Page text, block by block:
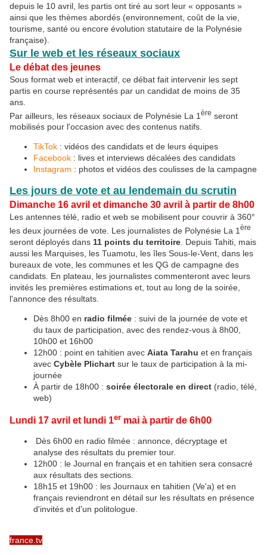
depuis le 10 avril, les partis ont tiré au sort leur « opposants »
ainsi que les thèmes abordés (environnement, coût de la vie,
tourisme, santé ou encore évolution statutaire de la Polynésie
française).
Sur le web et les réseaux sociaux
Le débat des jeunes
Sous format web et interactif, ce débat fait intervenir les sept
partis en course représentés par un candidat de moins de 35
ans.
Par ailleurs, les réseaux sociaux de Polynésie La 1 ère seront
mobilisés pour l'occasion avec des contenus natifs.
TikTok : vidéos des candidats et de leurs équipes
Facebook : lives et interviews décalées des candidats
Instagram : photos et vidéos des coulisses de la campagne
Les jours de vote et au lendemain du scrutin
Dimanche 16 avril et dimanche 30 avril à partir de 8h00
Les antennes télé, radio et web se mobilisent pour couvrir à 360°
les deux journées de vote. Les journalistes de Polynésie La 1 ère
seront déployés dans 11 points du territoire . Depuis Tahiti, mais
aussi les Marquises, les Tuamotu, les îles Sous-le-Vent, dans les
bureaux de vote, les communes et les QG de campagne des
candidats. En plateau, les journalistes commenteront avec leurs
invités les premières estimations et, tout au long de la soirée,
l'annonce des résultats.
Dès 8h00 en radio filmée : suivi de la journée de vote et
du taux de participation, avec des rendez-vous à 8h00,
10h00 et 16h00
12h00 : point en tahitien avec Aiata Tarahu et en français
avec Cybèle Plichart sur le taux de participation à la mi-
journée
À partir de 18h00 : soirée électorale en direct (radio, télé,
web)
Lundi 17 avril et lundi 1er mai à partir de 6h00
Dès 6h00 en radio filmée : annonce, décryptage et
analyse des résultats du premier tour.
12h00 : le Journal en français et en tahitien sera consacré
aux résultats des sections.
18h15 et 19h00 : les Journaux en tahitien (Ve'a) et en
français reviendront en détail sur les résultats en présence
d'invités et d'un politologue.
france.tv